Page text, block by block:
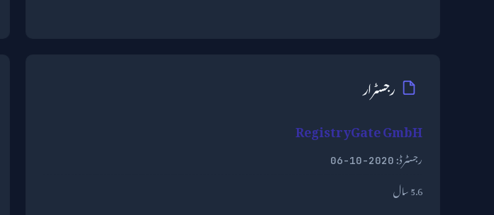
رجسٹرار
RegistryGate GmbH
رجسٹرڈ: 2020-10-06
5.6 سال